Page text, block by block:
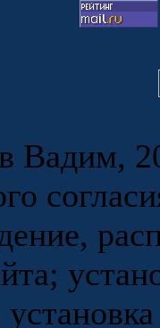
Вадим,